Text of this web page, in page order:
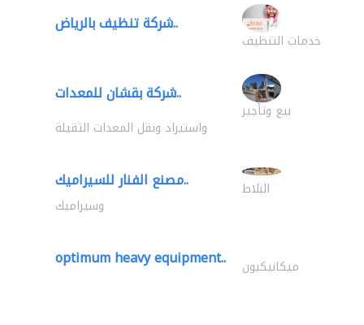
شركة تنظيف بالرياض..
خدمات التنظيف
شركة بقشان للمعدات..
بيع وتأجير
واستيراد ونقل المعدات الثقيلة
مصنع الفنار للسيراميك.. البلاط
وسيراميك
optimum heavy equipment.. ميكانيكيون